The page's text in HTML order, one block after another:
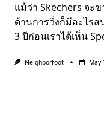
แม้ว่า Skechers จะ
ด้านการวิ่งก็มีอะไร
3 ปีก่อนเราได้เห็น
Neighborfoot May